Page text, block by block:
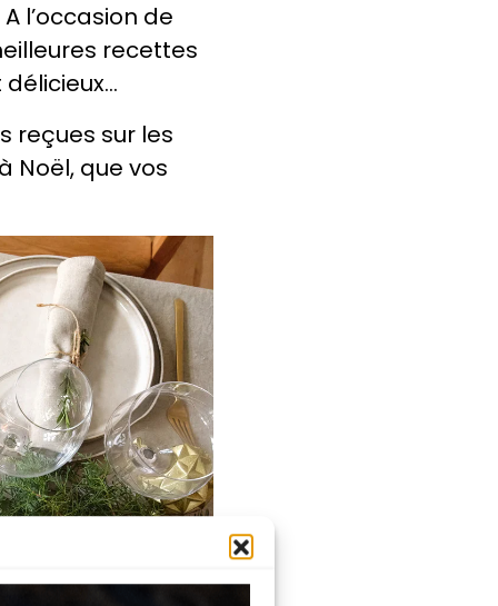
l’occasion de
recettes
reçues sur les
Noël, que vos